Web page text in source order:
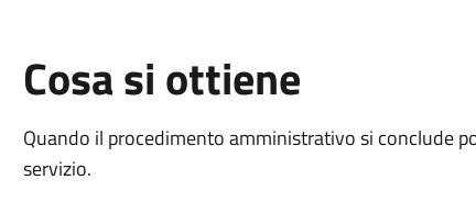
Cosa si ottiene
Quando il procedimento amministrativo si conclude
servizio.